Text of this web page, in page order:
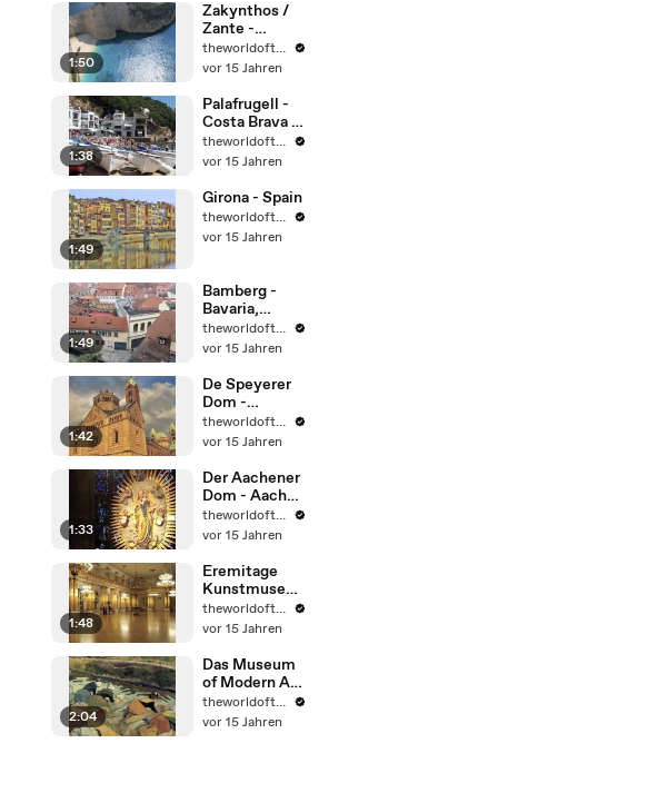
1:50
Zakynthos /
Zante -
Greece
theworldoftravel2
vor 15 Jahren
1:38
Palafrugell -
Costa Brava -
Spain
theworldoftravel2
vor 15 Jahren
1:49
Girona - Spain
theworldoftravel2
vor 15 Jahren
1:49
Bamberg -
Bavaria,
Germany.
UNESCO
theworldoftravel2
vor 15 Jahren
1:42
De Speyerer
Dom -
Deutschland -
UNESCO
e
theworldoftravel2
vor 15 Jahren
1:33
Der Aachener
Dom - Aachen
- Deutschland
- UNESCO
e
theworldoftravel2
vor 15 Jahren
1:48
Eremitage
Kunstmusee -
Sankt
Petersburg -
theworldoftravel2
vor 15 Jahren
2:04
Das Museum
of Modern Art
(MoMA) -
Guggenheim -
theworldoftravel2
vor 15 Jahren